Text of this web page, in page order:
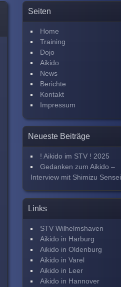
Seiten
Home
Training
Dojo
Aikido
News
Berichte
Kontakt
Impressum
Neueste Beiträge
! Aikido im STV ! 2025
Gedanken zum Aikido –
Interview mit Shimizu Sensei
Links
STV Wilhelmshaven
Aikido in Harburg
Aikido in Oldenburg
Aikido in Varel
Aikido in Leer
Aikido in Hannover